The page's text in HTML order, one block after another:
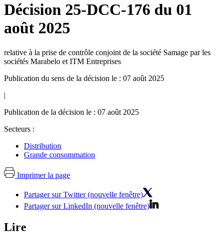
Décision 25-DCC-176 du 01
août 2025
relative à la prise de contrôle conjoint de la société Samage par les
sociétés Marabelo et ITM Entreprises
Publication du sens de la décision le : 07 août 2025
|
Publication de la décision le : 07 août 2025
Secteurs :
Distribution
Grande consommation
Imprimer la page
Partager sur Twitter (nouvelle fenêtre)
Partager sur LinkedIn (nouvelle fenêtre)
Lire